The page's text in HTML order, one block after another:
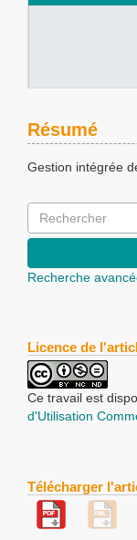
Résumé
Gestion intégrée
Recherche
Licence de
Ce travail est
d'Utilisation
Télécharger